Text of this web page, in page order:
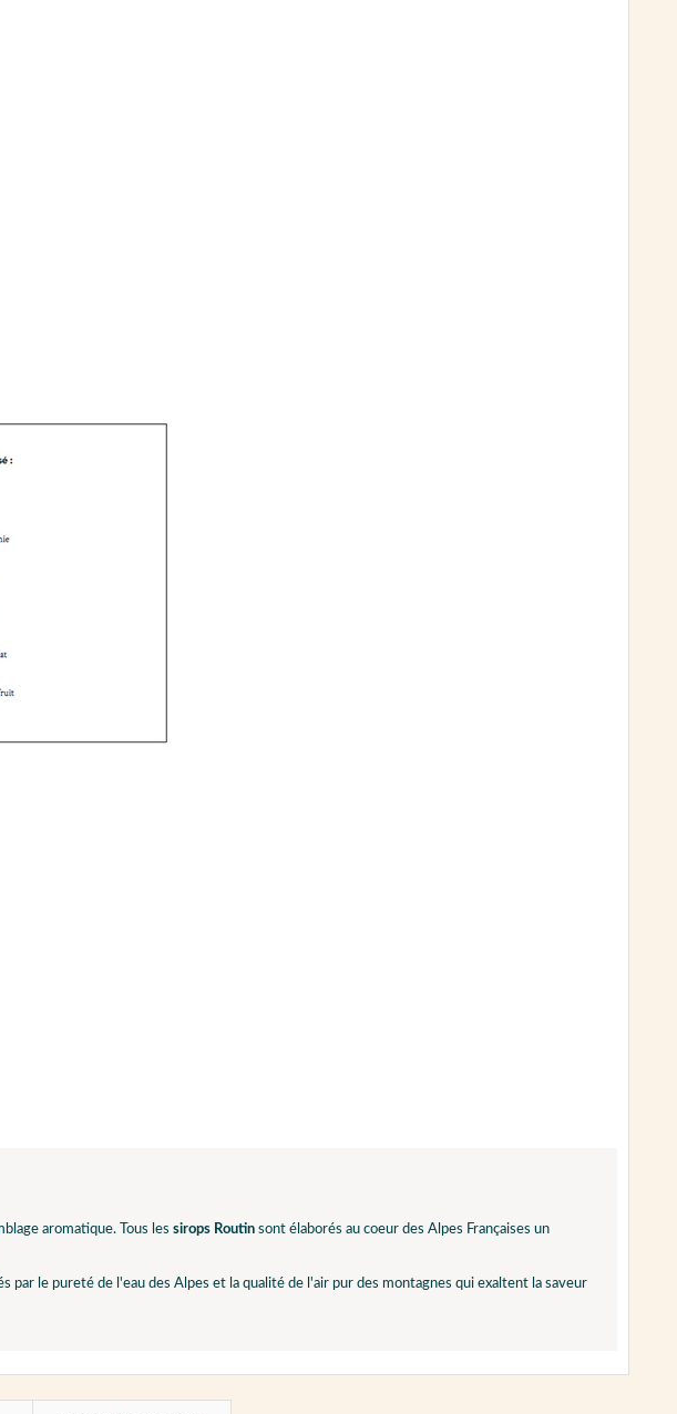
aromatique. Tous les sirops Routin sont élaborés au coeur des Alpes Françaises un
par le pureté de l'eau des Alpes et la qualité de l'air pur des montagnes qui exaltent la saveur